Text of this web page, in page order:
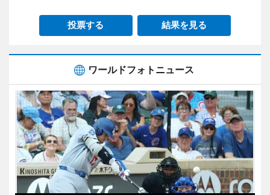
投票する 結果を見る
ワールドフォトニュース